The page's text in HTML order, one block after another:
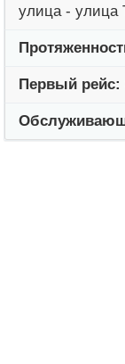
улица - улица
Первый рейс: